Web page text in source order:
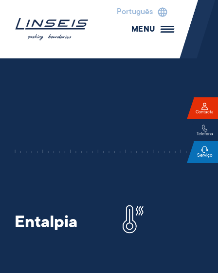
Português
MENU
Entalpia
Contacta
Telefona
Serviço